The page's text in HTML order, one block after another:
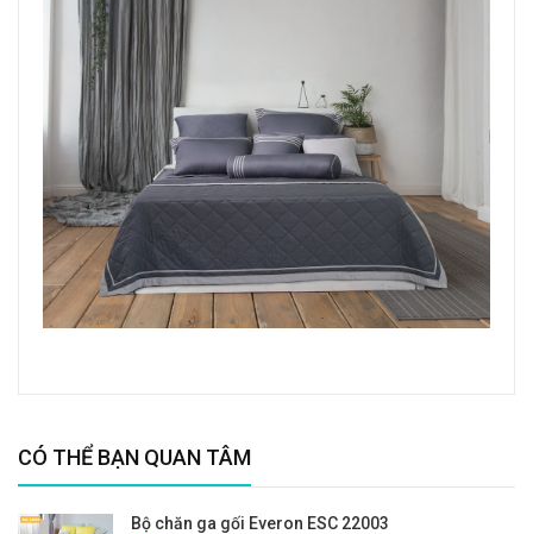
CÓ THỂ BẠN QUAN TÂM
Bộ chăn ga gối Everon ESC 22003